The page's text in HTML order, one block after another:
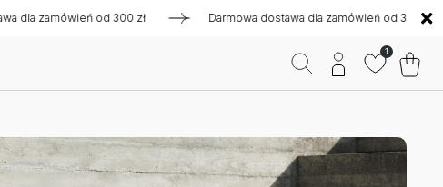
zamówień od 300 zł Darmowa dostawa dla zamówień od 300 zł
1